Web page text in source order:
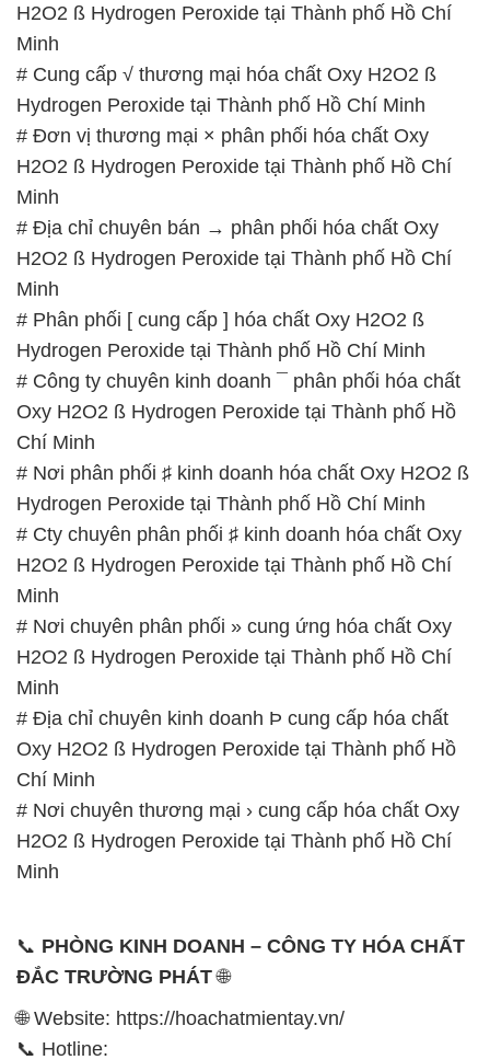
H2O2 ß Hydrogen Peroxide tại Thành phố Hồ Chí
Minh
# Cung cấp √ thương mại hóa chất Oxy H2O2 ß
Hydrogen Peroxide tại Thành phố Hồ Chí Minh
# Đơn vị thương mại × phân phối hóa chất Oxy
H2O2 ß Hydrogen Peroxide tại Thành phố Hồ Chí
Minh
# Địa chỉ chuyên bán → phân phối hóa chất Oxy
H2O2 ß Hydrogen Peroxide tại Thành phố Hồ Chí
Minh
# Phân phối [ cung cấp ] hóa chất Oxy H2O2 ß
Hydrogen Peroxide tại Thành phố Hồ Chí Minh
# Công ty chuyên kinh doanh ¯ phân phối hóa chất
Oxy H2O2 ß Hydrogen Peroxide tại Thành phố Hồ
Chí Minh
# Nơi phân phối ♯ kinh doanh hóa chất Oxy H2O2 ß
Hydrogen Peroxide tại Thành phố Hồ Chí Minh
# Cty chuyên phân phối ♯ kinh doanh hóa chất Oxy
H2O2 ß Hydrogen Peroxide tại Thành phố Hồ Chí
Minh
# Nơi chuyên phân phối » cung ứng hóa chất Oxy
H2O2 ß Hydrogen Peroxide tại Thành phố Hồ Chí
Minh
# Địa chỉ chuyên kinh doanh Þ cung cấp hóa chất
Oxy H2O2 ß Hydrogen Peroxide tại Thành phố Hồ
Chí Minh
# Nơi chuyên thương mại › cung cấp hóa chất Oxy
H2O2 ß Hydrogen Peroxide tại Thành phố Hồ Chí
Minh
📞 PHÒNG KINH DOANH – CÔNG TY HÓA CHẤT
ĐẮC TRƯỜNG PHÁT🌐
🌐 Website: https://hoachatmientay.vn/
📞 Hotline: